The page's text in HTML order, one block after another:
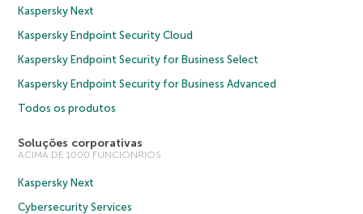
Kaspersky Next
Kaspersky Endpoint Security Cloud
Kaspersky Endpoint Security for Business Select
Kaspersky Endpoint Security for Business Advanced
Todos os produtos
Soluções corporativas
ACIMA DE 1000 FUNCIONRIOS
Kaspersky Next
Cybersecurity Services